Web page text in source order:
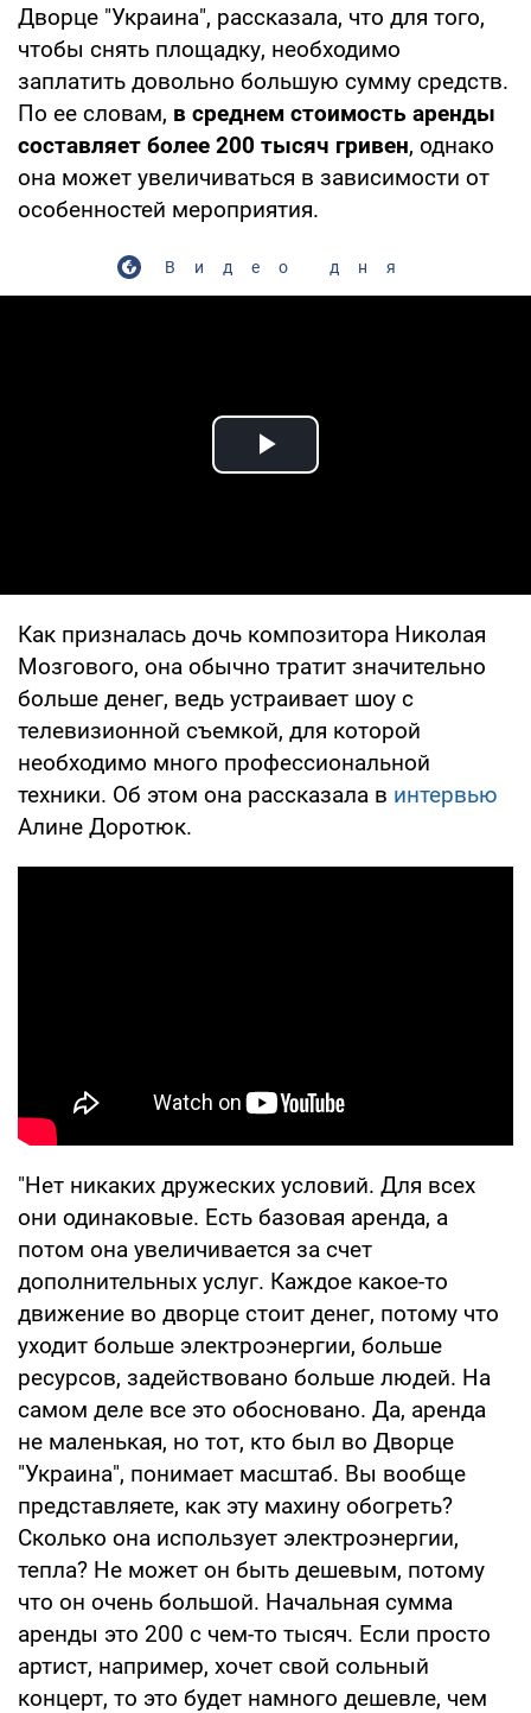
Дворце "Украина", рассказала, что для того,
чтобы снять площадку, необходимо
заплатить довольно большую сумму средств.
По ее словам, в среднем стоимость аренды
составляет более 200 тысяч гривен, однако
она может увеличиваться в зависимости от
особенностей мероприятия.
Видео дня
Play Video
Как призналась дочь композитора Николая
Мозгового, она обычно тратит значительно
больше денег, ведь устраивает шоу с
телевизионной съемкой, для которой
необходимо много профессиональной
техники. Об этом она рассказала в интервью
Алине Доротюк.
"Нет никаких дружеских условий. Для всех
они одинаковые. Есть базовая аренда, а
потом она увеличивается за счет
дополнительных услуг. Каждое какое-то
движение во дворце стоит денег, потому что
уходит больше электроэнергии, больше
ресурсов, задействовано больше людей. На
самом деле все это обосновано. Да, аренда
не маленькая, но тот, кто был во Дворце
"Украина", понимает масштаб. Вы вообще
представляете, как эту махину обогреть?
Сколько она использует электроэнергии,
тепла? Не может он быть дешевым, потому
что он очень большой. Начальная сумма
аренды это 200 с чем-то тысяч. Если просто
артист, например, хочет свой сольный
концерт, то это будет намного дешевле, чем